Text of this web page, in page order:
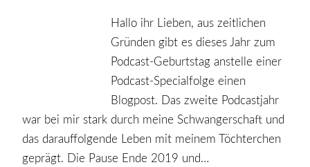
Hallo ihr Lieben, aus zeitlichen
Gründen gibt es dieses Jahr zum
Podcast-Geburtstag anstelle einer
Podcast-Specialfolge einen
Blogpost. Das zweite Podcastjahr
war bei mir stark durch meine Schwangerschaft und
das darauffolgende Leben mit meinem Töchterchen
geprägt. Die Pause Ende 2019 und…